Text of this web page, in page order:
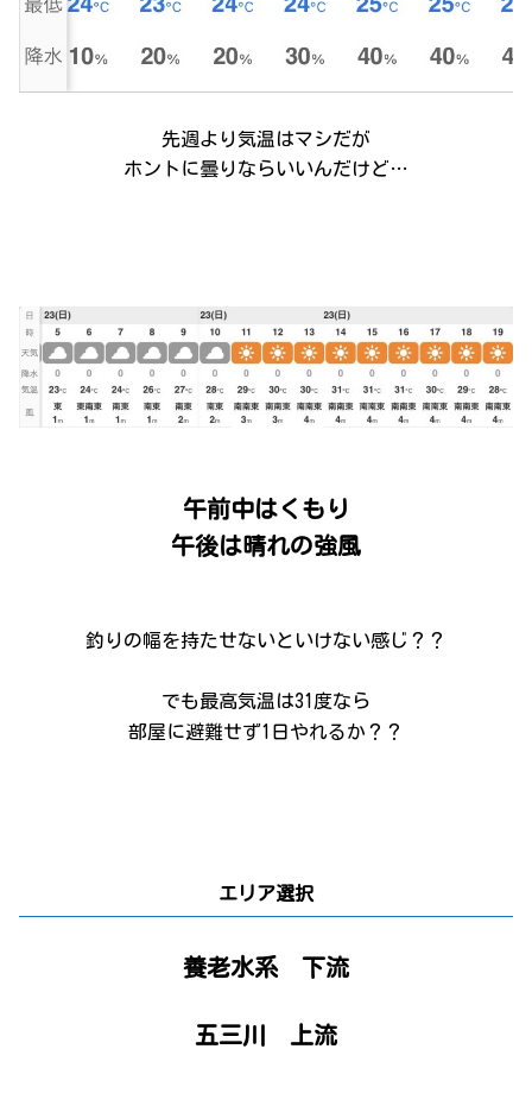
先週より気温はマシだが
ホントに曇りならいいんだけど…
午前中はくもり
午後は晴れの強風
釣りの幅を持たせないといけない感じ？？
でも最高気温は31度なら
部屋に避難せず1日やれるか？？
エリア選択
養老水系 下流
五三川 上流